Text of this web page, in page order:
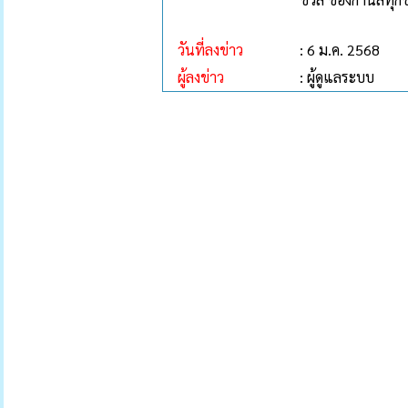
วันที่ลงข่าว
: 6 ม.ค. 2568
ผู้ลงข่าว
: ผู้ดูแลระบบ